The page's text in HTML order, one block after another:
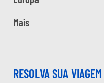
Mais
RESOLVA SUA VIAGEM